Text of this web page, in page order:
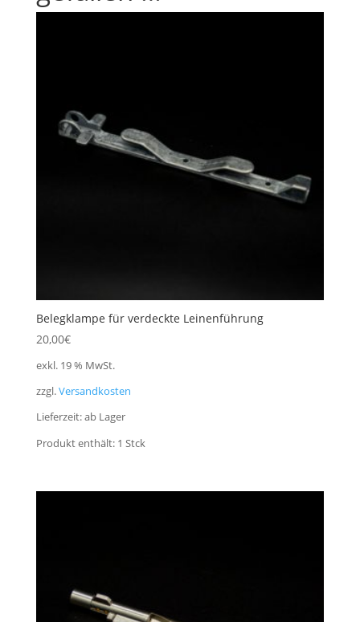
Belegklampe für verdeckte Leinenführung
20,00€
exkl. 19 % MwSt.
zzgl.Versandkosten
Lieferzeit:ab Lager
Produkt enthält: 1 Stck